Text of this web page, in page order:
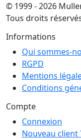
© 1999 - 2026
Tous droits
Informations
Qui sommes-
RGPD
Mentions
Conditions
Compte
Connexion
Nouveau client